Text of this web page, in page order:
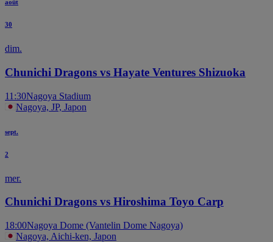
août
30
dim.
Chunichi Dragons vs Hayate Ventures Shizuoka
11:30Nagoya Stadium
Nagoya, JP, Japon
sept.
2
mer.
Chunichi Dragons vs Hiroshima Toyo Carp
18:00Nagoya Dome (Vantelin Dome Nagoya)
Nagoya, Aichi-ken, Japon